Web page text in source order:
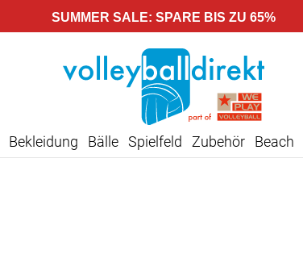
SUMMER SALE: SPARE BIS ZU 65%
Bekleidung Bälle Spielfeld Zubehör Beach